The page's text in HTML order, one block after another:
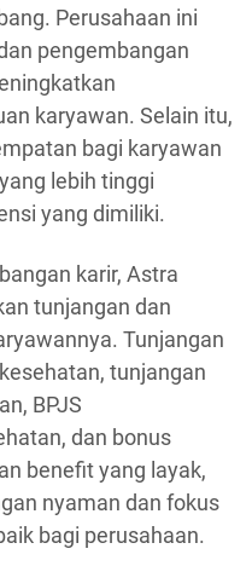
Perusahaan ini
pengembangan
karyawan. Selain itu,
bagi karyawan
lebih tinggi
yang dimiliki.
karir, Astra
tunjangan dan
Tunjangan
tunjangan
BPJS
dan bonus
benefit yang layak,
nyaman dan fokus
bagi perusahaan.